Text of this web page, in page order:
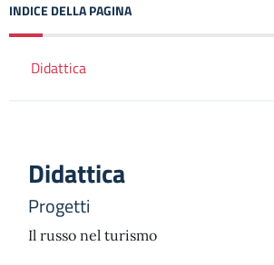
INDICE DELLA PAGINA
Didattica
Didattica
Progetti
Il russo nel turismo